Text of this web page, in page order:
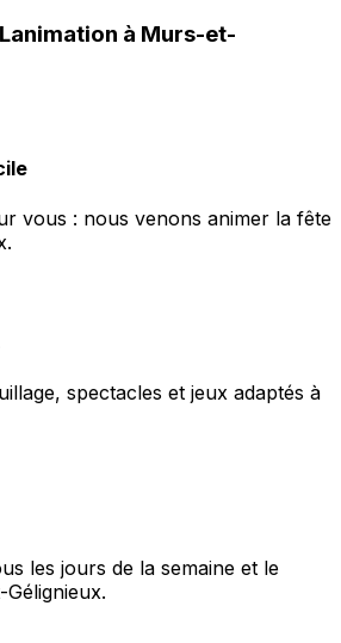
Lanimation à Murs-et-
vous : nous venons animer la fête
spectacles et jeux adaptés à
les jours de la semaine et le